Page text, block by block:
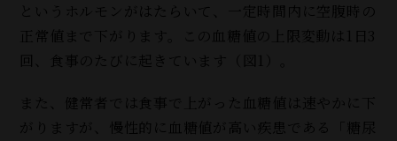
というホルモンがはたらいて、一定時間内に空腹時の
正常値まで下がります。この血糖値の上限変動は1日3
回、食事のたびに起きています（図1）。
また、健常者では食事で上がった血糖値は速やかに下
がりますが、慢性的に血糖値が高い疾患である「糖尿